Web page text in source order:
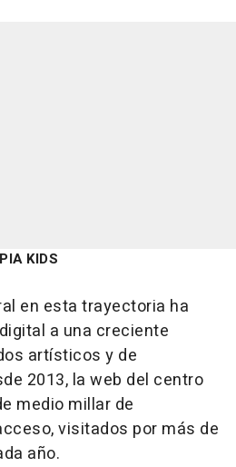
KIDS
en esta trayectoria ha
a una creciente
artísticos y de
2013, la web del centro
medio millar de
visitados por más de
año.